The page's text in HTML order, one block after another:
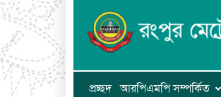
প্রচ্ছদ আরপিএমপি সম্পর্কিত